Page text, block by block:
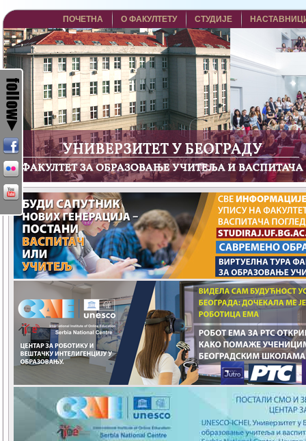
ПОЧЕТНА О ФАКУЛТЕТУ СТУДИЈЕ